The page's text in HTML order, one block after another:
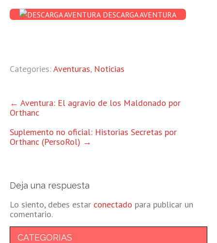
DESCARGA AVENTURA
Categories:Aventuras, Noticias
OTRAS
ENTRADAS
← Aventura: El agravio de los Maldonado por
Orthanc
Suplemento no oficial: Historias Secretas por
Orthanc (PersoRol) →
Deja una respuesta
Lo siento, debes estar conectado para publicar un
comentario.
CATEGORIAS